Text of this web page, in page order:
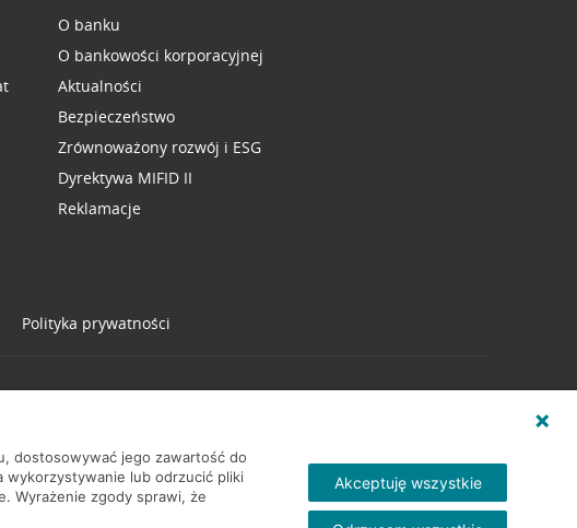
O banku
O bankowości korporacyjnej
Aktualności
Bezpieczeństwo
Zrównoważony rozwój i ESG
Dyrektywa MIFID II
Reklamacje
Polityka prywatności
dostosowywać jego zawartość do
lub odrzucić pliki
Wyrażenie zgody sprawi, że
Akceptuję wszystkie